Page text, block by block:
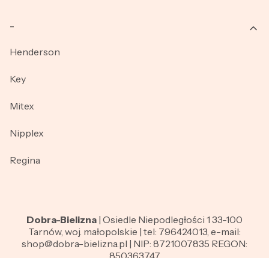
Henderson
Key
Mitex
Nipplex
Regina
Dobra-Bielizna | Osiedle Niepodległości 1 33-100
Tarnów, woj. małopolskie | tel: 796424013, e-mail:
shop@dobra-bielizna.pl | NIP: 8721007835 REGON:
850363747